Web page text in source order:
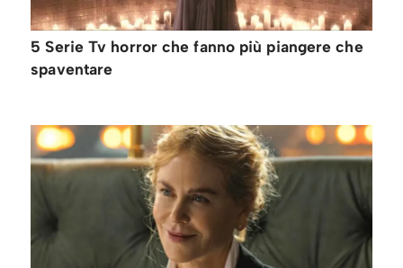
5 Serie Tv horror che fanno più piangere che
spaventare